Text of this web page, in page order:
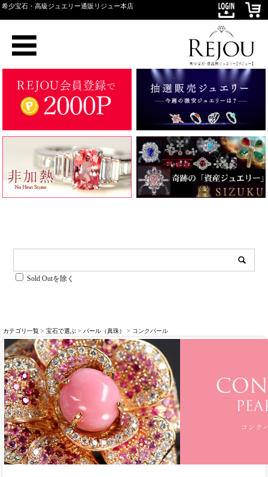
希少宝石・高級ジュエリー通販リジュー本店
Sold Outを除く
カテゴリ一覧 > 宝石で選ぶ > パール（真珠） > コンクパール